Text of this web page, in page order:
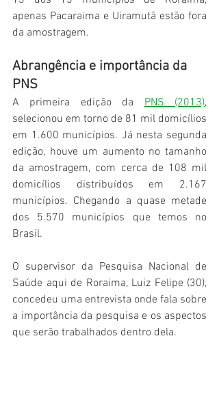
apenas Pacaraima e Uiramutã estão fora
da amostragem.
Abrangência e importância da
PNS
A primeira edição da PNS (2013),
selecionou em torno de 81 mil domicílios
em 1.600 municípios. Já nesta segunda
edição, houve um aumento no tamanho
da amostragem, com cerca de 108 mil
domicílios distribuídos em 2.167
municípios. Chegando a quase metade
dos 5.570 municípios que temos no
Brasil.
O supervisor da Pesquisa Nacional de
Saúde aqui de Roraima, Luiz Felipe (30),
concedeu uma entrevista onde fala sobre
a importância da pesquisa e os aspectos
que serão trabalhados dentro dela.